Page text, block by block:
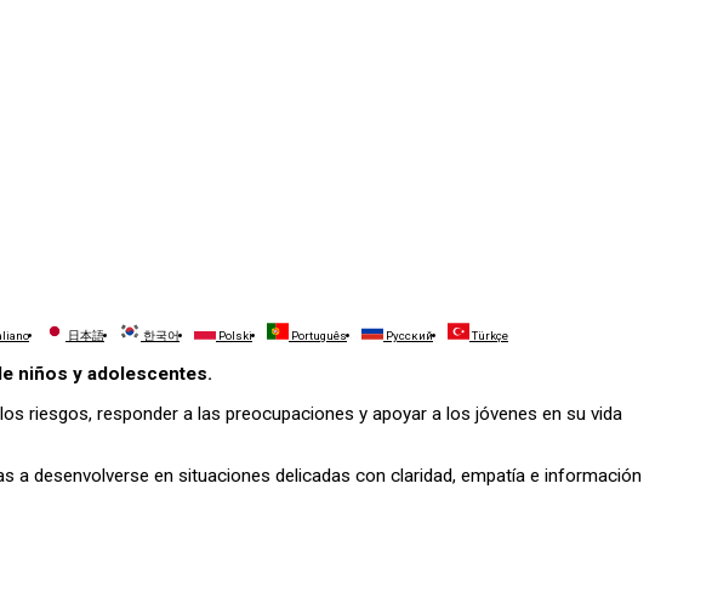
日本語 한국어 Polski Português Русский Türkçe
niños y adolescentes.
riesgos, responder a las preocupaciones y apoyar a los jóvenes en su vida
a desenvolverse en situaciones delicadas con claridad, empatía e información